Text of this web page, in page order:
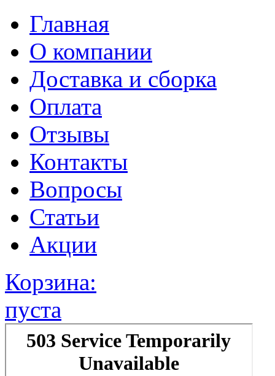
Главная
О компании
Доставка и сборка
Оплата
Отзывы
Контакты
Вопросы
Статьи
Акции
Корзина:
пуста